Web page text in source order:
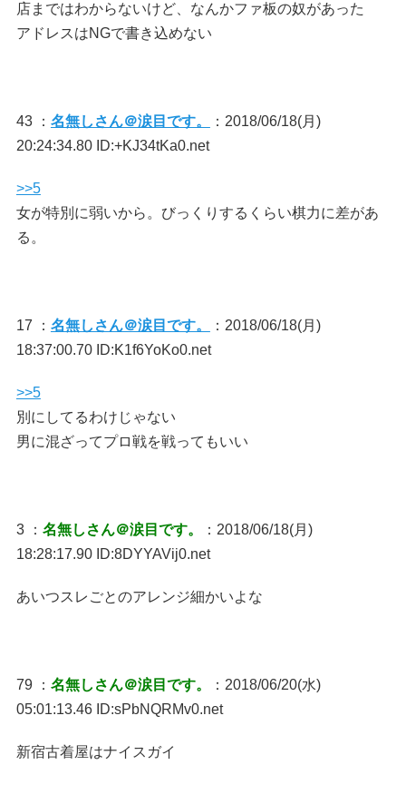
店まではわからないけど、なんかファ板の奴があった
アドレスはNGで書き込めない
43 ： 名無しさん＠涙目です。
：2018/06/18(月)
20:24:34.80 ID:+KJ34tKa0.net
>>5
女が特別に弱いから。びっくりするくらい棋力に差があ
る。
17 ： 名無しさん＠涙目です。
：2018/06/18(月)
18:37:00.70 ID:K1f6YoKo0.net
>>5
別にしてるわけじゃない
男に混ざってプロ戦を戦ってもいい
3 ： 名無しさん＠涙目です。
：2018/06/18(月)
18:28:17.90 ID:8DYYAVij0.net
あいつスレごとのアレンジ細かいよな
79 ： 名無しさん＠涙目です。
：2018/06/20(水)
05:01:13.46 ID:sPbNQRMv0.net
新宿古着屋はナイスガイ